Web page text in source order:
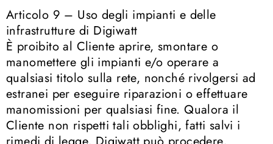
Articolo 9 – Uso degli impianti e delle
infrastrutture di Digiwatt
È proibito al Cliente aprire, smontare o
manomettere gli impianti e/o operare a
qualsiasi titolo sulla rete, nonché rivolgersi ad
estranei per eseguire riparazioni o effettuare
manomissioni per qualsiasi fine. Qualora il
Cliente non rispetti tali obblighi, fatti salvi i